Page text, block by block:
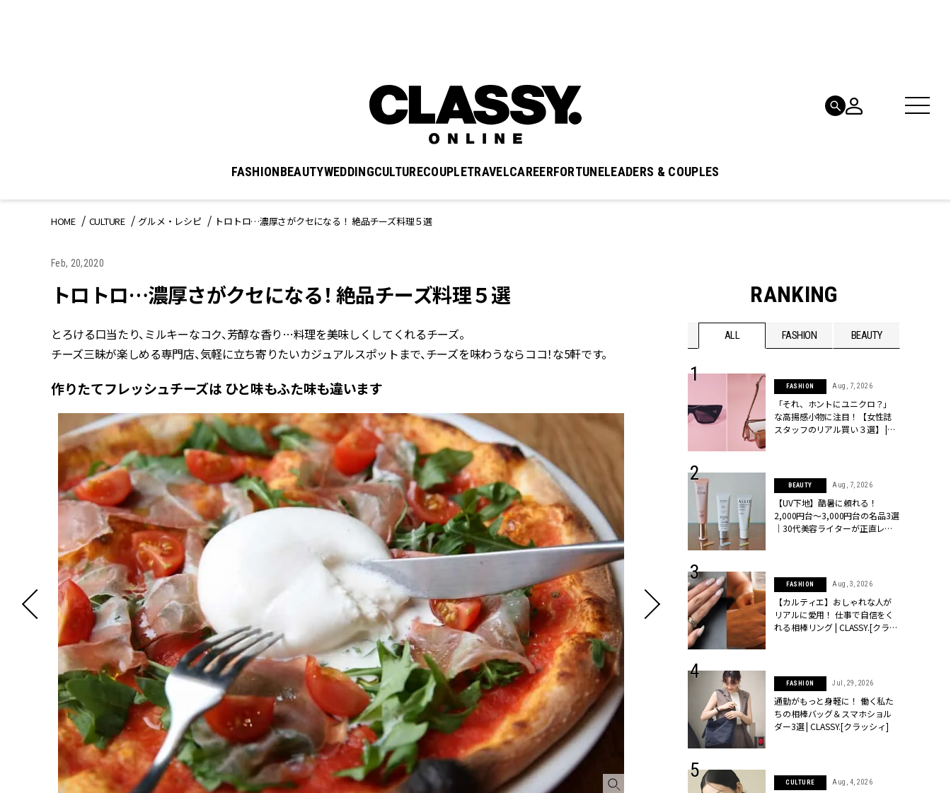
FASHIONBEAUTYWEDDINGCULTURECOUPLETRAVELCAREERFORTUNELEADERS & COUPLES
HOME CULTURE グルメ・レシピ トロトロ…濃厚さがクセになる！ 絶品チーズ料理５選
Feb, 20,2020
トロトロ…濃厚さがクセになる！ 絶品チーズ料理５選
とろける口当たり、ミルキーなコク、芳醇な香り…料理を美味しくしてくれるチーズ。
チーズ三昧が楽しめる専門店、気軽に立ち寄りたいカジュアルスポットまで、チーズを味わうならココ！な5軒です。
作りたてフレッシュチーズは ひと味もふた味も違います
RANKING
ALL FASHION BEAUTY
BEAUTY
2,000円台〜3,000円台の名品3選
｜30代美容ライターが正直レビ
ュー | CLASSY.[クラッシィ]
BEAUTY Aug, 6, 2026
【ヘアアクセ6選】手抜きに見え
ない！アラサーのまとめ髪が垢
抜ける「即戦力アクセ」たち |
CLASSY.[クラッシィ]
BEAUTY
冷房・紫外線etc...「夏の隠れ乾
燥」を防ぐ【ベタつかない名品
クリーム】3選＜30代のベストコ
スメ＞ | CLASSY.[クラッシィ]
BEAUTY Aug, 5, 2026
忙しい毎日に「うるおいター
ボ」を。新【SOFINA BASIC＋】
のお手入れでうるおってなめら
かな肌を目指す | CLASSY.[クラッ
シィ]
BEAUTY Aug, 8, 2026
ばれで失敗しないコーデ＆マナ
ーを解説 | CLASSY.[クラッシィ]
WEDDING
【結婚指輪】人気ブランドのリ
ング22選｜20〜30代カップルの
エピソードも | CLASSY.[クラッシ
ィ]
WEDDING Mar, 24, 2026
【トレンドの巻き方３選】結婚
式ゲスト服の鉄板“シンプル黒ワ
ンピ”は『スカーフ』で盛るのが
正解！ | CLASSY.[クラッシィ]
WEDDING
【一生ものジュエリー】1つでも
存在感が際立つ！ポメラートの
「トゥギャザー」シリーズに注
目 | CLASSY.[クラッシィ]
FASHION Aug, 7, 2026
「それ、ホントにユニクロ？」
な高揚感小物に注目！【女性誌
スタッフのリアル買い３選】 |
BEAUTY Aug, 7, 2026
【UV下地】酷暑に頼れる！
2,000円台〜3,000円台の名品3選
｜30代美容ライターが正直レビ
FASHION Aug, 3, 2026
【カルティエ】おしゃれな人が
リアルに愛用！ 仕事で自信をく
れる相棒リング | CLASSY.[クラッ
FASHION Jul, 29, 2026
通勤がもっと身軽に！ 働く私た
ちの相棒バッグ＆スマホショル
ダー3選 | CLASSY.[クラッシィ]
CULTURE Aug, 4, 2026